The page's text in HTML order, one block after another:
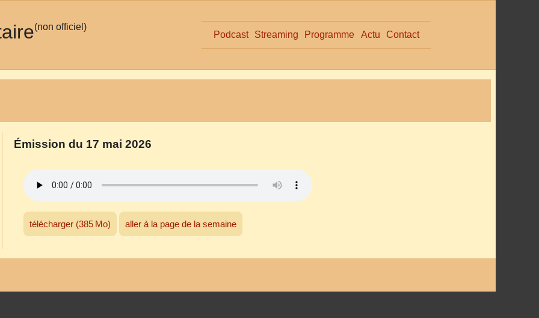
(non officiel)
Podcast Streaming Programme Actu Contact
Émission du 17 mai 2026
télécharger (385 Mo) aller à la page de la semaine